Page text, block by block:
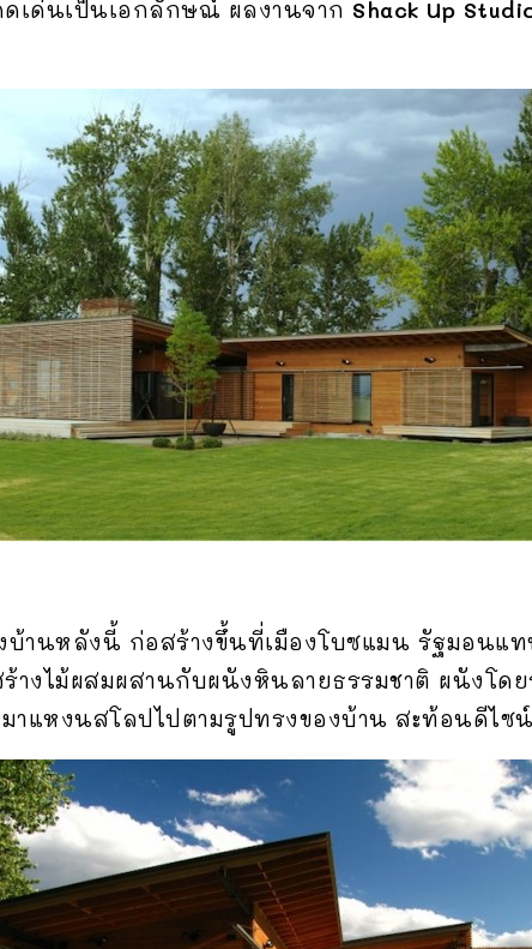
เด่นเป็นเอกลักษณ์ ผลงานจาก Shack Up
บ้านหลังนี้ ก่อสร้างขึ้นที่เมืองโบซแมน รัฐมอนแท
างไม้ผสมผสานกับผนังหินลายธรรมชาติ ผนังโด
าแหงนสโลปไปตามรูปทรงของบ้าน สะท้อนดีไซ